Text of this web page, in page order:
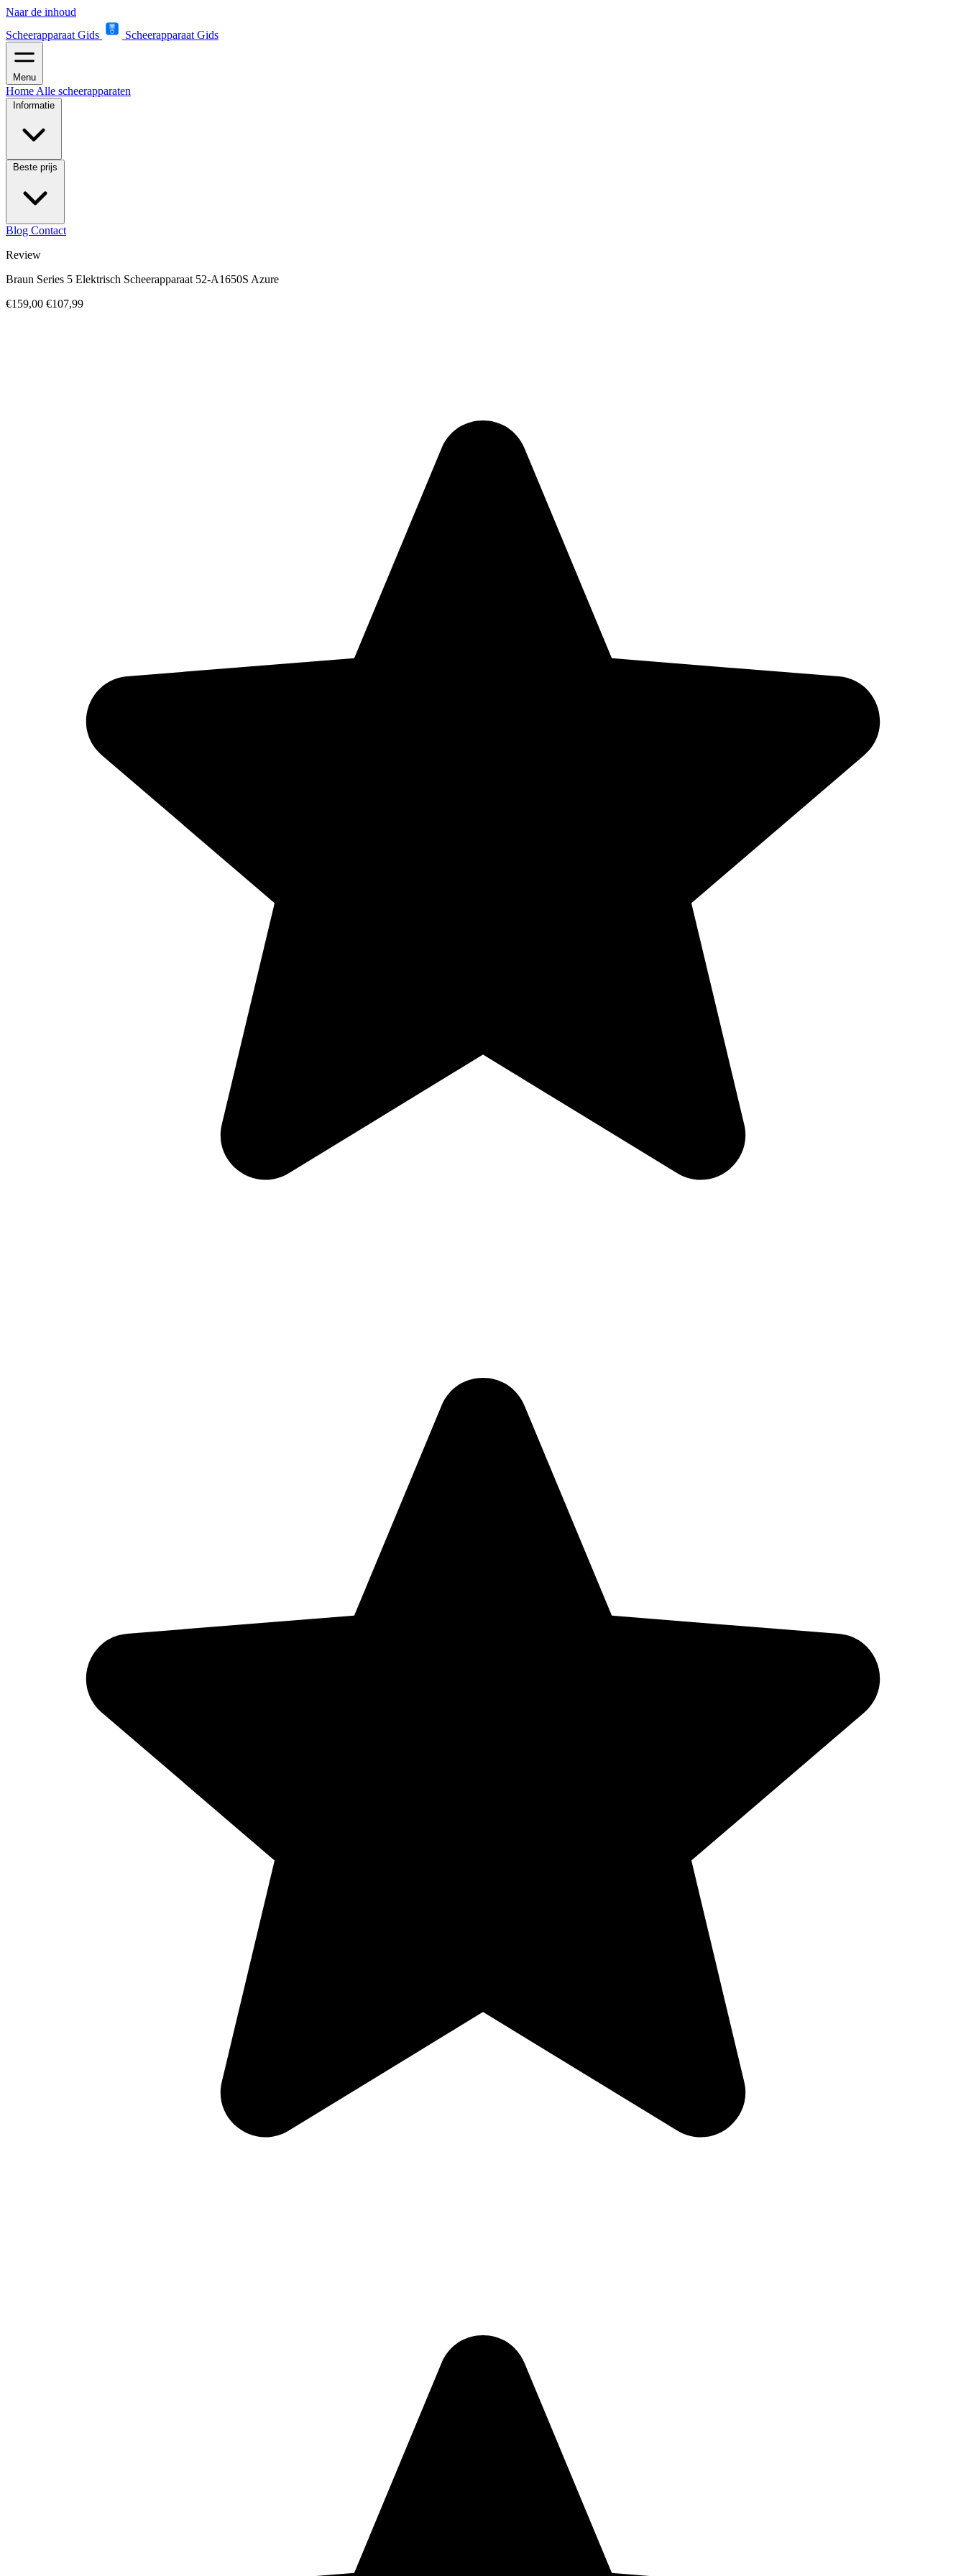
Naar de inhoud
Scheerapparaat Gids
Scheerapparaat Gids
Menu
Home Alle scheerapparaten
Informatie
Beste prijs
Blog Contact
Review
Braun Series 5 Elektrisch Scheerapparaat 52-A1650S Azure
€159,00 €107,99